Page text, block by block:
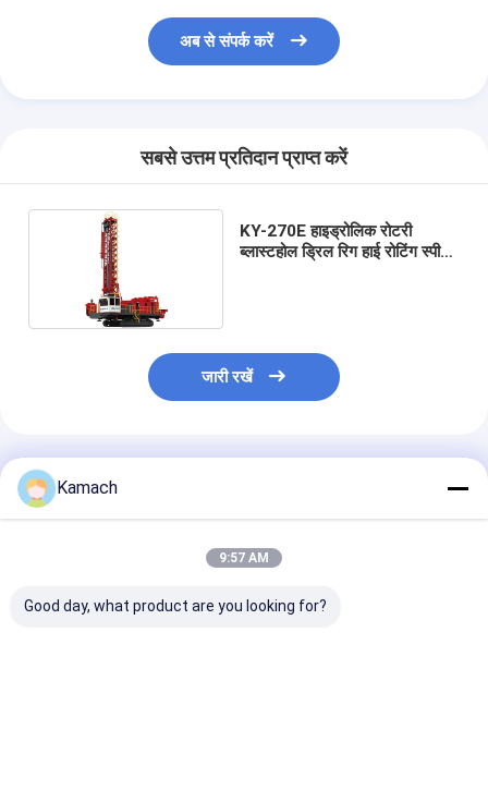
अब से संपर्क करें
सबसे उत्तम प्रतिदान प्राप्त करें
KY-270E हाइड्रोलिक रोटरी
ब्लास्टहोल ड्रिल रिग हाई रोटिंग स्पीड
जारी रखें
अनुशंसित उत्पाद
Kamach
9:57 AM
Good day, what product are you looking for?